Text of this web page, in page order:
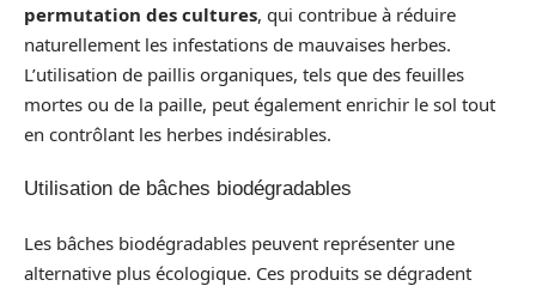
permutation des cultures, qui contribue à réduire
naturellement les infestations de mauvaises herbes.
L’utilisation de paillis organiques, tels que des feuilles
mortes ou de la paille, peut également enrichir le sol tout
en contrôlant les herbes indésirables.
Utilisation de bâches biodégradables
Les bâches biodégradables peuvent représenter une
alternative plus écologique. Ces produits se dégradent